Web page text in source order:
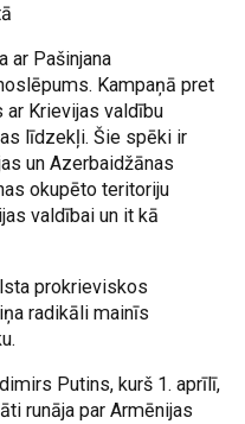
ar Pašinjana
Kampaņā pret
ar Krievijas valdību
līdzekļi. Šie spēki ir
un Azerbaidžānas
okupēto teritoriju
valdībai un it kā
prokrieviskos
radikāli mainīs
Putins, kurš 1. aprīlī,
runāja par Armēnijas